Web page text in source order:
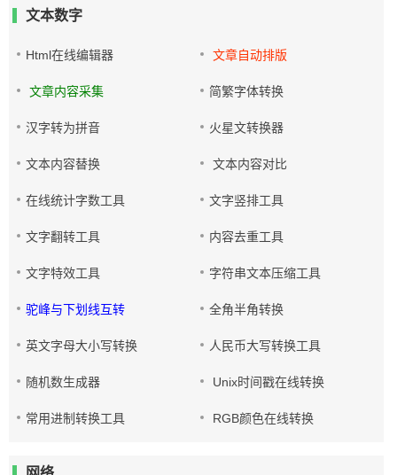
文本数字
Html在线编辑器 文章自动排版
文章内容采集 简繁字体转换
汉字转为拼音 火星文转换器
文本内容替换 文本内容对比
在线统计字数工具 文字竖排工具
文字翻转工具 内容去重工具
文字特效工具 字符串文本压缩工具
驼峰与下划线互转 全角半角转换
英文字母大小写转换 人民币大写转换工具
随机数生成器 Unix时间戳在线转换
常用进制转换工具 RGB颜色在线转换